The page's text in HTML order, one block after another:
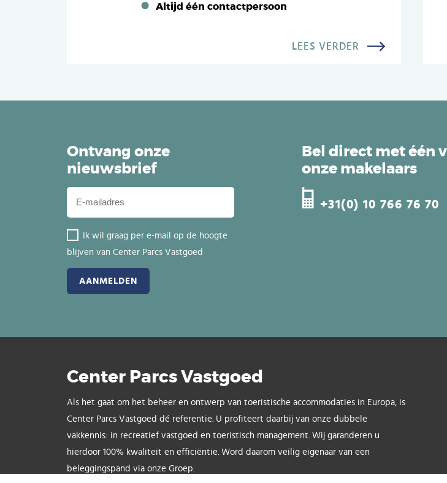
Altijd één contactpersoon
LEES VERDER
Ontvang onze
nieuwsbrief
Ik wil graag per e-mail op de hoogte
blijven van Center Parcs Vastgoed
Bel direct met één
onze makelaars
+31(0) 10 766 76 70
Center Parcs Vastgoed
Als het gaat om het beheer en ontwerp van toeristische accommodaties in Europa, is
Center Parcs Vastgoed dé referentie. U profiteert daarbij van onze dubbele
vakkennis: in recreatief vastgoed en toeristisch management. Wij garanderen u
hierdoor 100% kwaliteit en efficiëntie. Word daarom veilig eigenaar van een
beleggingspand via onze Groep.